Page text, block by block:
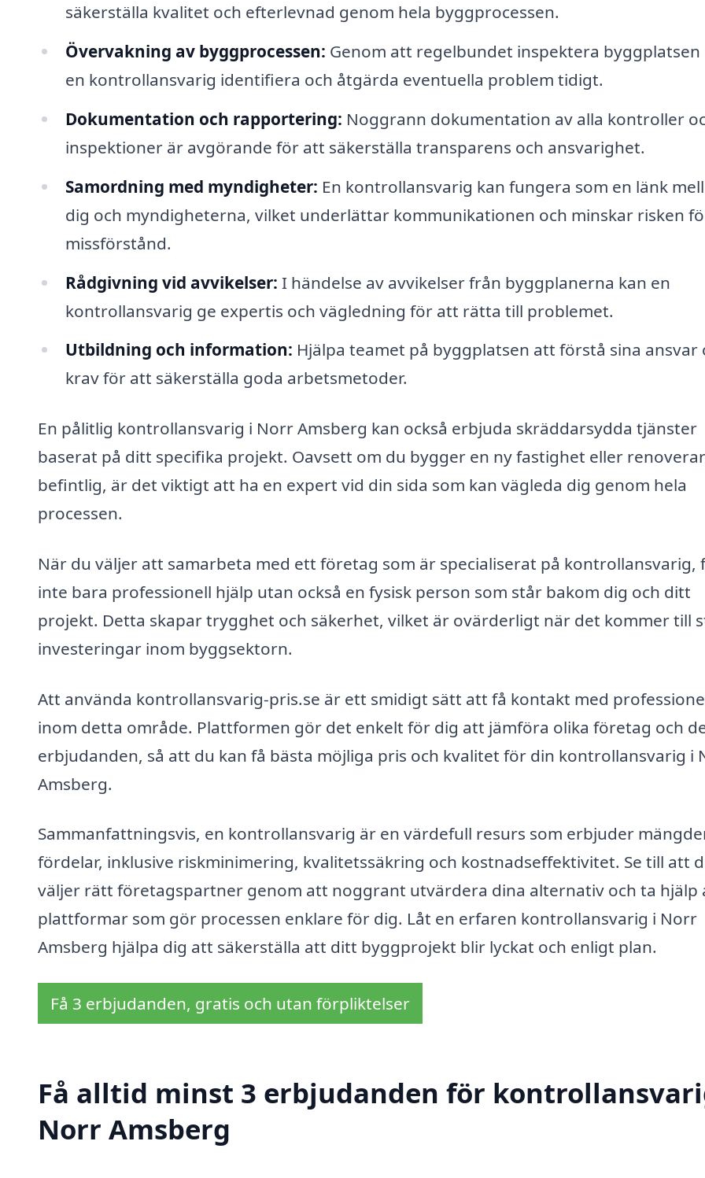
säkerställa kvalitet och efterlevnad genom hela byggprocessen.
Övervakning av byggprocessen: Genom att regelbundet inspektera byggplatsen
en kontrollansvarig identifiera och åtgärda eventuella problem tidigt.
Dokumentation och rapportering: Noggrann dokumentation av alla kontroller
inspektioner är avgörande för att säkerställa transparens och ansvarighet.
Samordning med myndigheter: En kontrollansvarig kan fungera som en länk
dig och myndigheterna, vilket underlättar kommunikationen och minskar risken
missförstånd.
Rådgivning vid avvikelser: I händelse av avvikelser från byggplanerna kan en
kontrollansvarig ge expertis och vägledning för att rätta till problemet.
Utbildning och information: Hjälpa teamet på byggplatsen att förstå sina ansvar
krav för att säkerställa goda arbetsmetoder.
En pålitlig kontrollansvarig i Norr Amsberg kan också erbjuda skräddarsydda tjänster
baserat på ditt specifika projekt. Oavsett om du bygger en ny fastighet eller
befintlig, är det viktigt att ha en expert vid din sida som kan vägleda dig genom hela
processen.
När du väljer att samarbeta med ett företag som är specialiserat på kontrollansvarig,
inte bara professionell hjälp utan också en fysisk person som står bakom dig och ditt
projekt. Detta skapar trygghet och säkerhet, vilket är ovärderligt när det kommer till
investeringar inom byggsektorn.
Att använda kontrollansvarig-pris.se är ett smidigt sätt att få kontakt med
inom detta område. Plattformen gör det enkelt för dig att jämföra olika företag och
erbjudanden, så att du kan få bästa möjliga pris och kvalitet för din kontrollansvarig i
Amsberg.
Sammanfattningsvis, en kontrollansvarig är en värdefull resurs som erbjuder
fördelar, inklusive riskminimering, kvalitetssäkring och kostnadseffektivitet. Se till att
väljer rätt företagspartner genom att noggrant utvärdera dina alternativ och ta hjälp
plattformar som gör processen enklare för dig. Låt en erfaren kontrollansvarig i Norr
Amsberg hjälpa dig att säkerställa att ditt byggprojekt blir lyckat och enligt plan.
Få 3 erbjudanden, gratis och utan förpliktelser
Få alltid minst 3 erbjudanden för
Norr Amsberg